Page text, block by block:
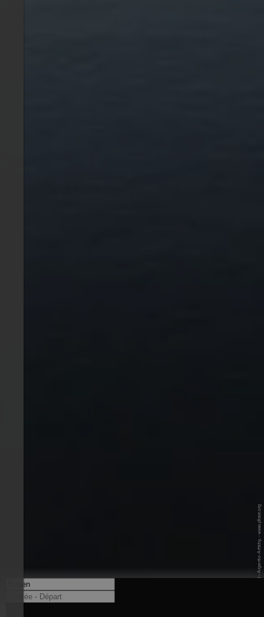
© Plose Ski AG - Argento-Artistry. - www.plose.org